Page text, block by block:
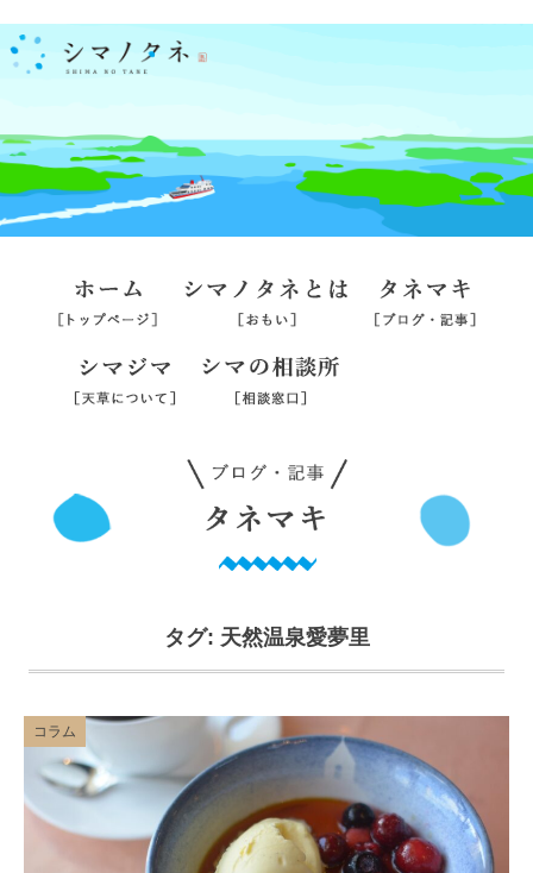
ホーム シマノタネとは
シマジマ
タグ: 天然温泉愛夢里
コラム